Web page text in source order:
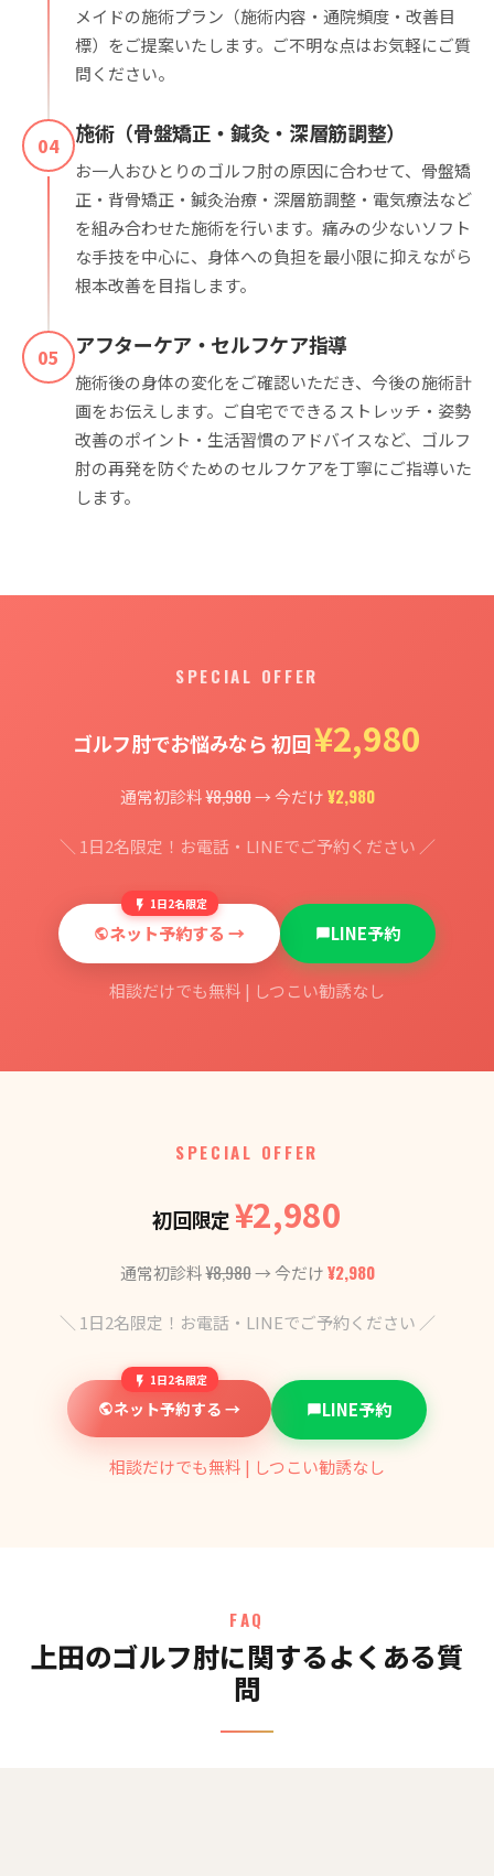
メイドの施術プラン（施術内容・通院頻度・改善目
標）をご提案いたします。ご不明な点はお気軽にご質
問ください。
04 施術（骨盤矯正・鍼灸・深層筋調整）
お一人おひとりのゴルフ肘の原因に合わせて、骨盤矯
正・背骨矯正・鍼灸治療・深層筋調整・電気療法など
を組み合わせた施術を行います。痛みの少ないソフト
な手技を中心に、身体への負担を最小限に抑えながら
根本改善を目指します。
05 アフターケア・セルフケア指導
施術後の身体の変化をご確認いただき、今後の施術計
画をお伝えします。ご自宅でできるストレッチ・姿勢
改善のポイント・生活習慣のアドバイスなど、ゴルフ
肘の再発を防ぐためのセルフケアを丁寧にご指導いた
します。
SPECIAL OFFER
ゴルフ肘でお悩みなら 初回¥2,980
通常初診料¥8,980→ 今だけ¥2,980
＼ 1日2名限定！お電話・LINEでご予約ください ／
1日2名限定
ネット予約する → LINE予約
相談だけでも無料 | しつこい勧誘なし
SPECIAL OFFER
初回限定¥2,980
通常初診料¥8,980→ 今だけ¥2,980
＼ 1日2名限定！お電話・LINEでご予約ください ／
1日2名限定
ネット予約する → LINE予約
相談だけでも無料 | しつこい勧誘なし
FAQ
上田のゴルフ肘に関するよくある質
問